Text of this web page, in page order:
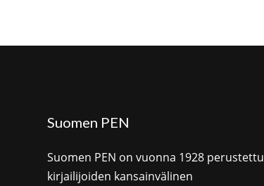
Suomen PEN
Suomen PEN on vuonna 1928 perustettu
kirjailijoiden kansainvälinen